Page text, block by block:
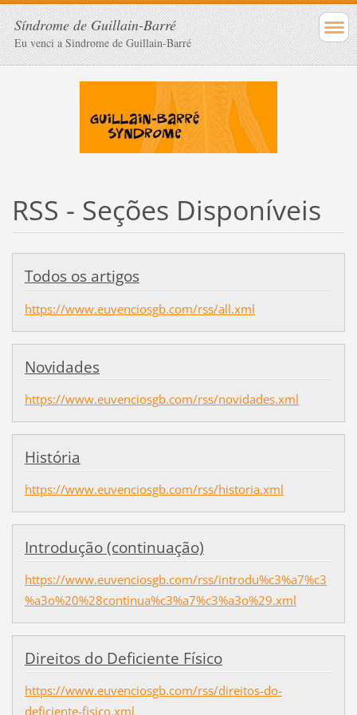
Síndrome de Guillain-Barré
Eu venci a Sindrome de Guillain-Barré
RSS - Seções Disponíveis
Todos os artigos
https://www.euvenciosgb.com/rss/all.xml
Novidades
https://www.euvenciosgb.com/rss/novidades.xml
História
https://www.euvenciosgb.com/rss/historia.xml
Introdução (continuação)
https://www.euvenciosgb.com/rss/introdu%c3%a7%c3
%a3o%20%28continua%c3%a7%c3%a3o%29.xml
Direitos do Deficiente Físico
https://www.euvenciosgb.com/rss/direitos-do-
deficiente-fisico.xml